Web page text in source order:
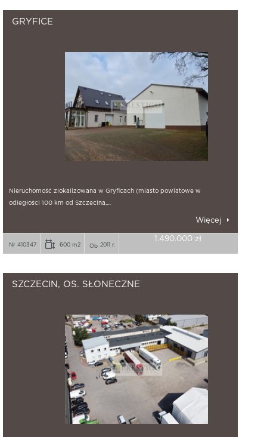
GRYFICE
Nieruchomość zlokalizowana w Gryficach (miasto powiatowe w
odległości 100 km od Szczecina,…
Więcej
Nr 410347 600 m2 2011 r.
1.490.000 zł
SZCZECIN, OS. SŁONECZNE